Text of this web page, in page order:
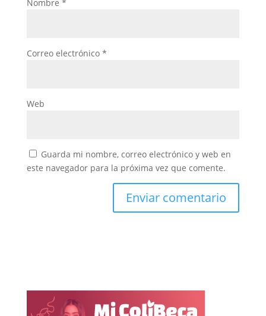
Nombre *
Correo electrónico *
Web
Guarda mi nombre, correo electrónico y web en
este navegador para la próxima vez que comente.